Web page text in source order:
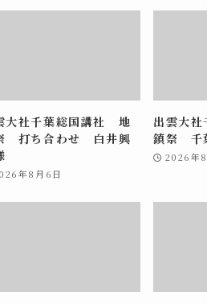
大社千葉総国講社 地
打ち合わせ 白井興
年8月6日
出雲大
鎮祭 千
2026年